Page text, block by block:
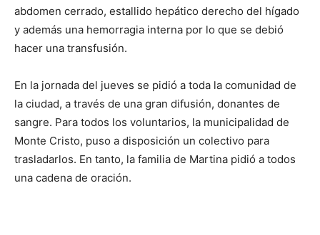
abdomen cerrado, estallido hepático derecho del hígado
y además una hemorragia interna por lo que se debió
hacer una transfusión.
En la jornada del jueves se pidió a toda la comunidad de
la ciudad, a través de una gran difusión, donantes de
sangre. Para todos los voluntarios, la municipalidad de
Monte Cristo, puso a disposición un colectivo para
trasladarlos. En tanto, la familia de Martina pidió a todos
una cadena de oración.